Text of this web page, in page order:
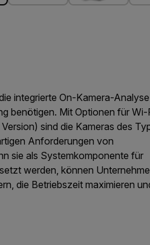
integrierte On-Kamera-
benötigen. Mit Optionen für Wi-
sind die Kameras des
Anforderungen von
sie als Systemkomponente für
werden, können
die Betriebszeit maximieren